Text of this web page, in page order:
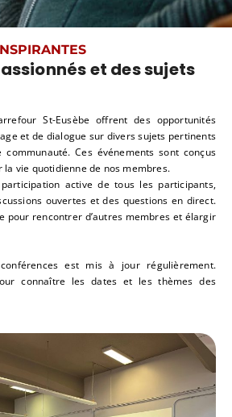
et des sujets
St-Eusèbe offrent des opportunités
et de dialogue sur divers sujets pertinents
Ces événements sont conçus
vie quotidienne de nos membres.
active de tous les participants,
ouvertes et des questions en direct.
pour rencontrer d’autres membres et élargir
est mis à jour régulièrement.
connaître les dates et les thèmes des